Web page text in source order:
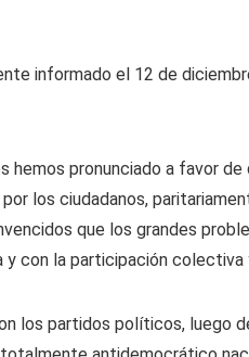
informado el 12 de
hemos pronunciado a favor
los ciudadanos,
que los grandes
y con la participación
los partidos políticos, luego